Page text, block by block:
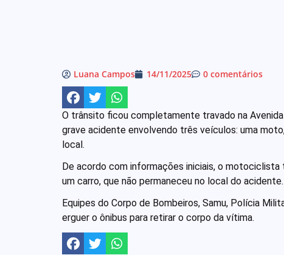
Luana Campos 14/11/2025 0 comentários
O trânsito ficou completamente travado na
grave acidente envolvendo três veículos: uma
local.
De acordo com informações iniciais, o
um carro, que não permaneceu no local do
Equipes do Corpo de Bombeiros, Samu, Polícia
erguer o ônibus para retirar o corpo da vítima.